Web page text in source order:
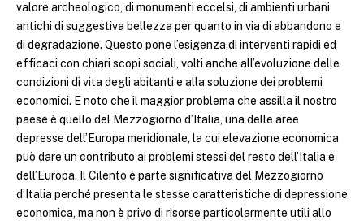
valore archeologico, di monumenti eccelsi, di ambienti urbani
antichi di suggestiva bellezza per quanto in via di abbandono e
di degradazione. Questo pone l’esigenza di interventi rapidi ed
efficaci con chiari scopi sociali, volti anche all’evoluzione delle
condizioni di vita degli abitanti e alla soluzione dei problemi
economici. E noto che il maggior problema che assilla il nostro
paese è quello del Mezzogiorno d’Italia, una delle aree
depresse dell’Europa meridionale, la cui elevazione economica
può dare un contributo ai problemi stessi del resto dell’Italia e
dell’Europa. Il Cilento è parte significativa del Mezzogiorno
d’Italia perché presenta le stesse caratteristiche di depressione
economica, ma non è privo di risorse particolarmente utili allo